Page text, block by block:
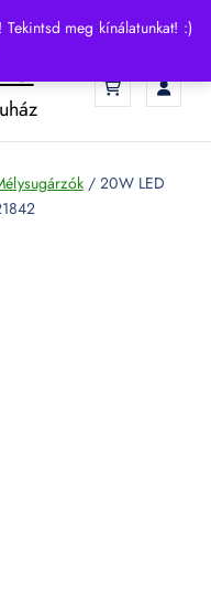
meg kínálatunkat! :)
/ 20W LED